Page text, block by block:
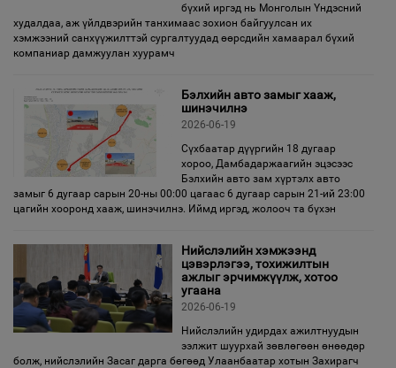
бүхий иргэд нь Монголын Үндэсний
худалдаа, аж үйлдвэрийн танхимаас зохион байгуулсан их
хэмжээний санхүүжилттэй сургалтуудад өөрсдийн хамаарал бүхий
компаниар дамжуулан хуурамч
Бэлхийн авто замыг хааж,
шинэчилнэ
2026-06-19
Сүхбаатар дүүргийн 18 дугаар
хороо, Дамбадаржаагийн эцэсээс
Бэлхийн авто зам хүртэлх авто
замыг 6 дугаар сарын 20-ны 00:00 цагаас 6 дугаар сарын 21-ий 23:00
цагийн хооронд хааж, шинэчилнэ. Иймд иргэд, жолооч та бүхэн
Нийслэлийн хэмжээнд
цэвэрлэгээ, тохижилтын
ажлыг эрчимжүүлж, хотоо
угаана
2026-06-19
Нийслэлийн удирдах ажилтнуудын
ээлжит шуурхай зөвлөгөөн өнөөдөр
болж, нийслэлийн Засаг дарга бөгөөд Улаанбаатар хотын Захирагч